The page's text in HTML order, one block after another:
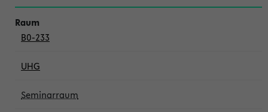
B0-233
UHG
Seminarraum